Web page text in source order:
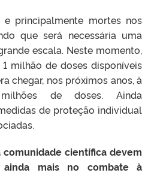
principalmente mortes nos
que será necessária uma
escala. Neste momento,
milhão de doses disponíveis
chegar, nos próximos anos, à
de doses. Ainda
de proteção individual
comunidade científica devem
ainda mais no combate à